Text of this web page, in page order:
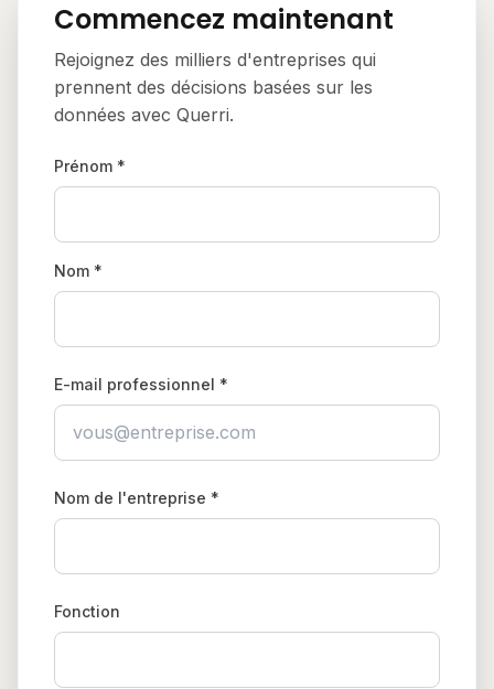
Commencez maintenant
Rejoignez des milliers d'entreprises qui
prennent des décisions basées sur les
données avec Querri.
Prénom *
Nom *
E-mail professionnel *
Nom de l'entreprise *
Fonction